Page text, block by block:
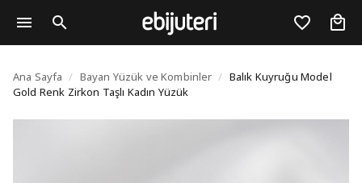
Balık Kuyruğu Model
Ana Sayfa / Bayan Yüzük ve Kombinler / Balık Kuyruğu Model
Gold Renk Zirkon Taşlı Kadın Yüzük